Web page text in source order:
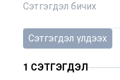
Сэтгэгдэл үлдээх
1 СЭТГЭГДЭЛ